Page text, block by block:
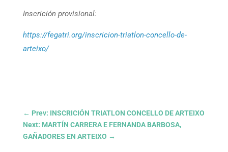
Inscrición provisional:
https://fegatri.org/inscricion-triatlon-concello-de-
arteixo/
← Prev: INSCRICIÓN TRIATLON CONCELLO DE ARTEIXO
Next: MARTÍN CARRERA E FERNANDA BARBOSA,
GAÑADORES EN ARTEIXO →